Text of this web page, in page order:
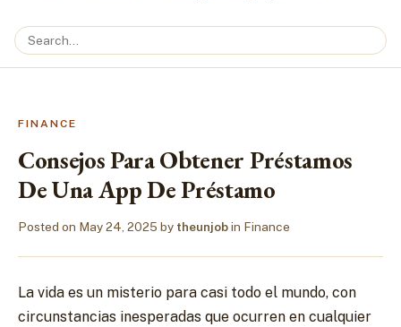
FINANCE
Consejos Para Obtener Préstamos
De Una App De Préstamo
Posted on May 24, 2025 by theunjobin Finance
La vida es un misterio para casi todo el mundo, con
circunstancias inesperadas que ocurren en cualquier